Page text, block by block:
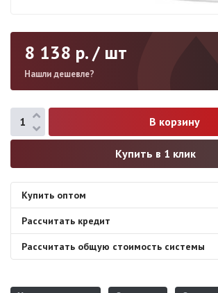
8 138 р. / шт
Нашли дешевле?
Купить в 1 клик
Купить оптом
Рассчитать кредит
Рассчитать общую стоимость системы